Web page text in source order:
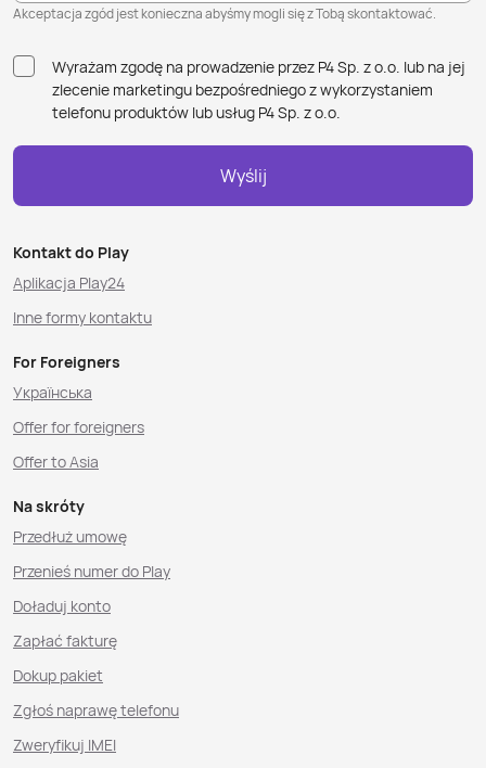
Akceptacja zgód jest konieczna abyśmy mogli się z Tobą skontaktować.
Wyrażam zgodę na prowadzenie przez P4 Sp. z o.o. lub na jej
zlecenie marketingu bezpośredniego z wykorzystaniem
telefonu produktów lub usług P4 Sp. z o.o.
Wyślij
Kontakt do Play
Aplikacja Play24
Inne formy kontaktu
For Foreigners
Українська
Offer for foreigners
Offer to Asia
Na skróty
Przedłuż umowę
Przenieś numer do Play
Doładuj konto
Zapłać fakturę
Dokup pakiet
Zgłoś naprawę telefonu
Zweryfikuj IMEI